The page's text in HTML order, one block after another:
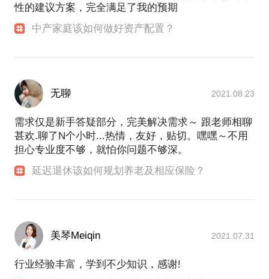
性的建议方案，完全满足了我的预期
中产家庭该如何做好资产配置？
无聊 2021.08.23
需求仅是新手答疑部分，完美解决需求～ 跟老师相聊
甚欢.聊了N个小时...热情，友好，贴切。嘿嘿～不用
担心专业度不够，就怕你问题不够深。
延迟退休该如何规划养老及相应保险？
美琴Meiqin 2021.07.31
行业经验丰富，学到不少知识，感谢!